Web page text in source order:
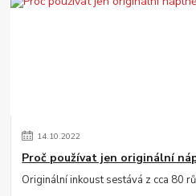
14.10.2022
Proč používat jen originální
Originální inkoust sestává z cca 80